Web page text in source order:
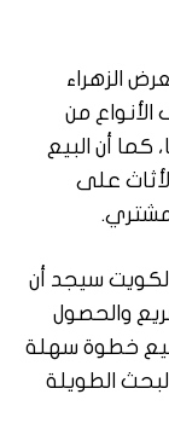
الزهراء
من
كما أن البيع
على
مشتري.
سيجد أن
والحصول
خطوة سهلة
الطويلة